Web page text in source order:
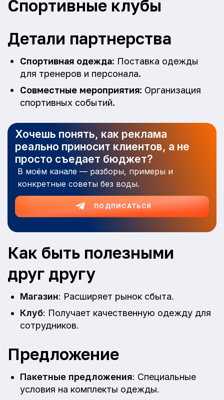
Спортивные клубы
Детали партнерства
Спортивная одежда: Поставка одежды
для тренеров и персонала.
Совместные мероприятия: Организация
спортивных событий.
Хочешь понять, как реклама
реально приносит клиентов, а не
просто съедает бюджет?
В моём канале — разборы, примеры и
конкретные советы без воды.
ПОДПИСАТЬСЯ
Как быть полезными
друг другу
Магазин: Расширяет рынок сбыта.
Клуб: Получает качественную одежду для
сотрудников.
Предложение
Пакетные предложения: Специальные
условия на комплекты одежды.